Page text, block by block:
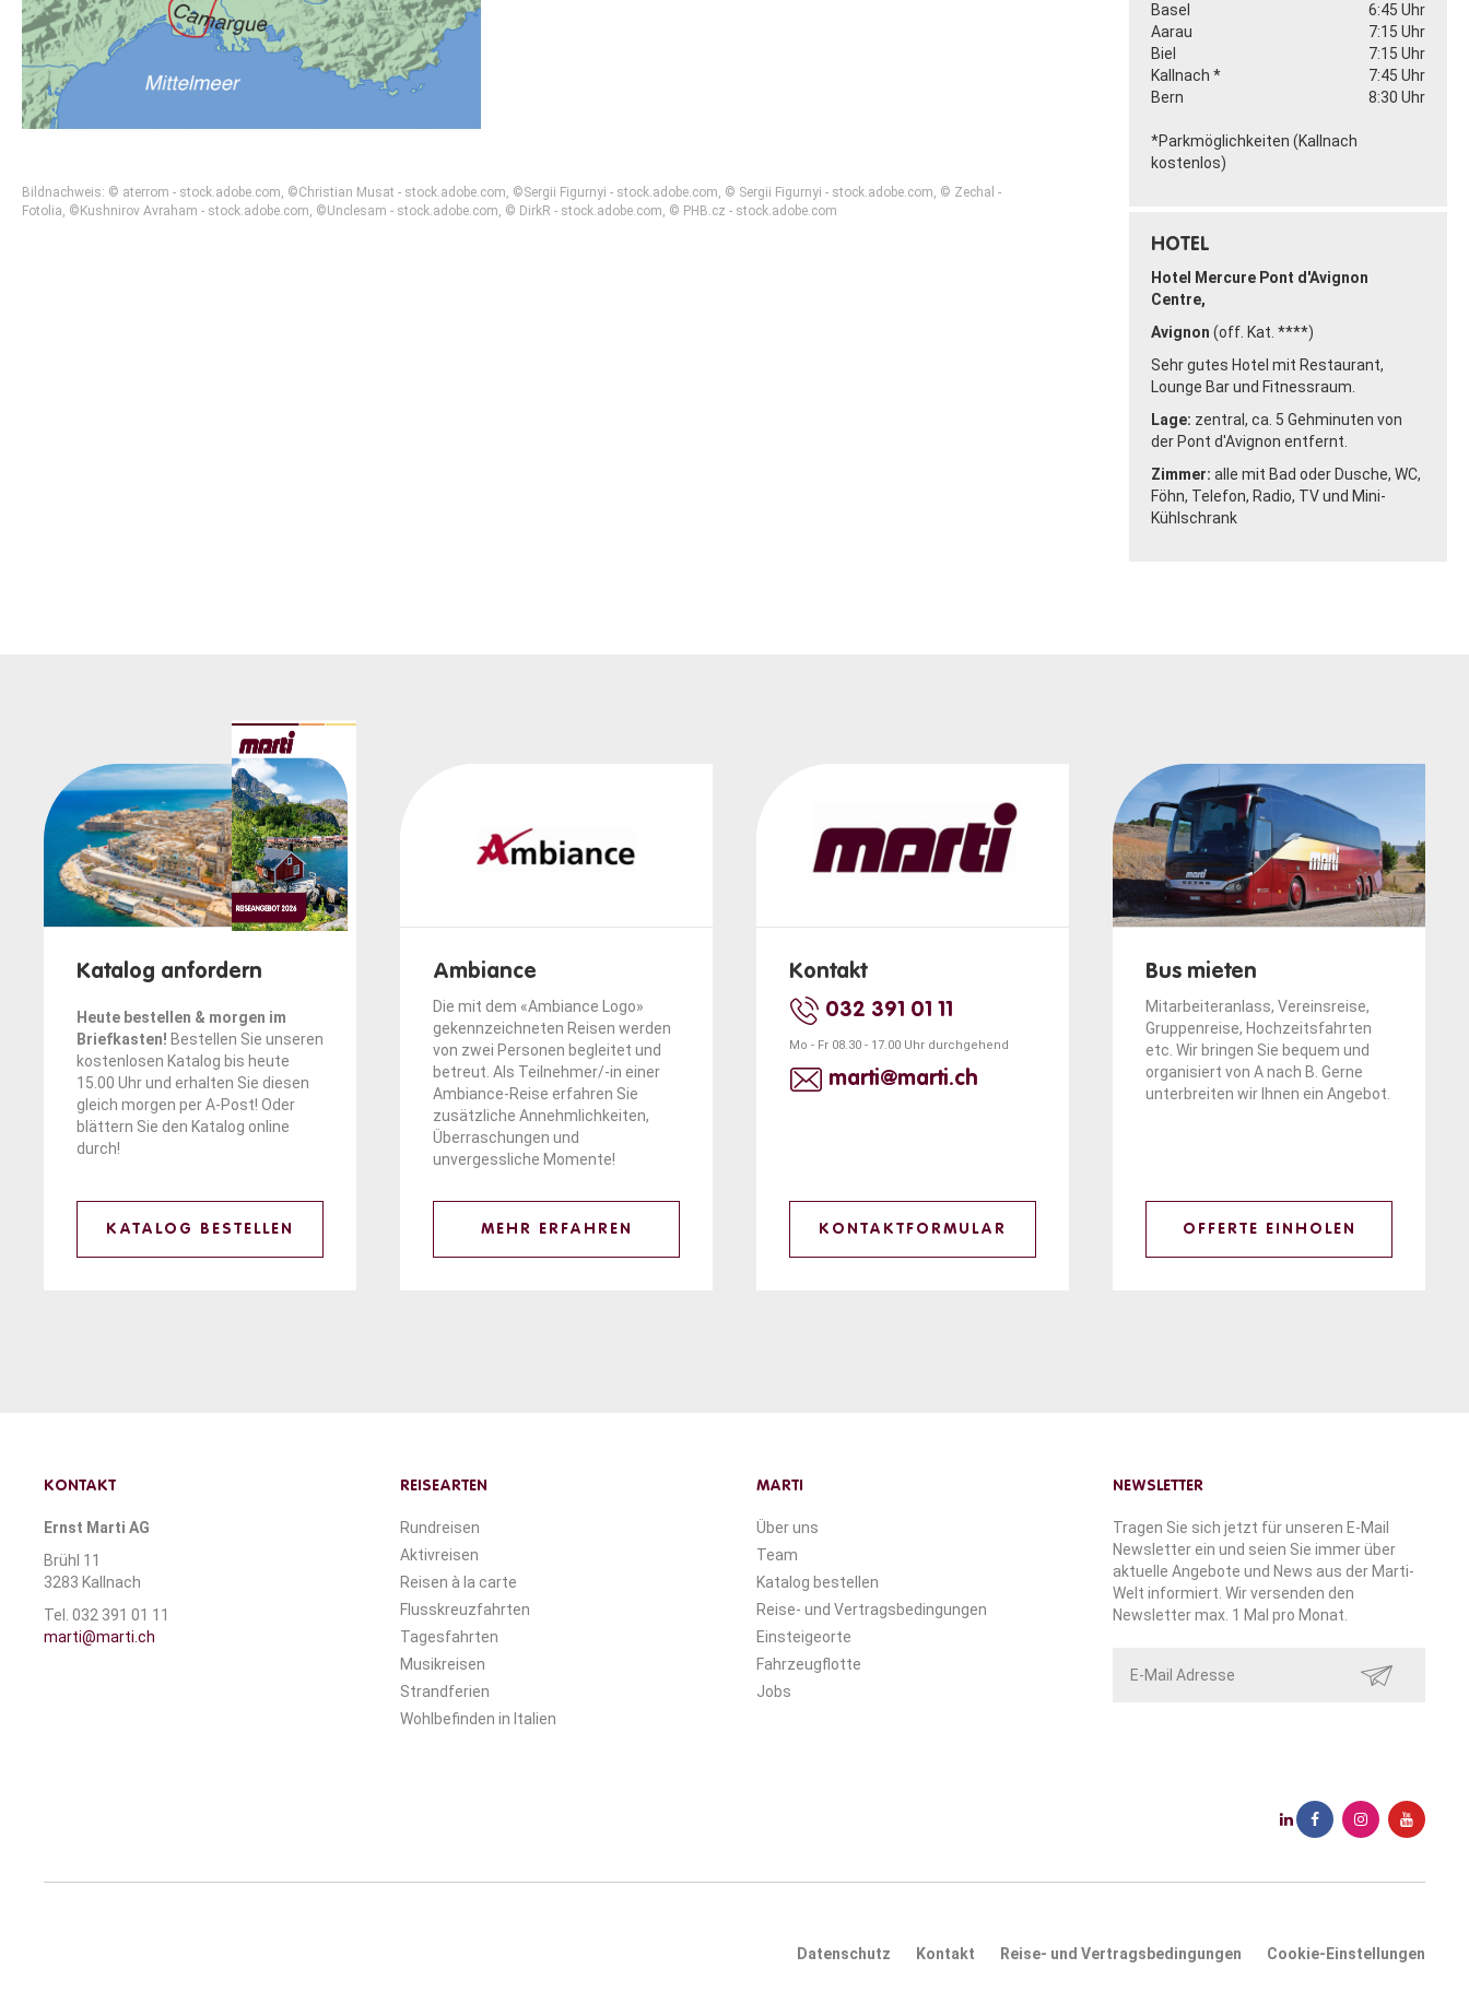
Bildnachweis: © aterrom - stock.adobe.com, ©Christian Musat - stock.adobe.com, ©Sergii Figurnyi - stock.adobe.com, © Sergii Figurnyi - stock.adobe.com, © Zechal -
Fotolia, ©Kushnirov Avraham - stock.adobe.com, ©Unclesam - stock.adobe.com, © DirkR - stock.adobe.com, © PHB.cz - stock.adobe.com
Basel
6:45 Uhr
Aarau
7:15 Uhr
Biel
7:15 Uhr
Kallnach *
7:45 Uhr
Bern
8:30 Uhr
*Parkmöglichkeiten (Kallnach
kostenlos)
HOTEL
Hotel Mercure Pont d'Avignon
Centre,
Avignon (off. Kat. ****)
Sehr gutes Hotel mit Restaurant,
Lounge Bar und Fitnessraum.
Lage: zentral, ca. 5 Gehminuten von
der Pont d'Avignon entfernt.
Zimmer: alle mit Bad oder Dusche, WC,
Föhn, Telefon, Radio, TV und Mini-
Kühlschrank
Katalog anfordern
Heute bestellen & morgen im
Briefkasten! Bestellen Sie unseren
kostenlosen Katalog bis heute
15.00 Uhr und erhalten Sie diesen
gleich morgen per A-Post! Oder
blättern Sie den Katalog online
durch!
KATALOG BESTELLEN
Ambiance
Die mit dem «Ambiance Logo»
gekennzeichneten Reisen werden
von zwei Personen begleitet und
betreut. Als Teilnehmer/-in einer
Ambiance-Reise erfahren Sie
zusätzliche Annehmlichkeiten,
Überraschungen und
unvergessliche Momente!
MEHR ERFAHREN
Kontakt
032 391 01 11
Mo - Fr 08.30 - 17.00 Uhr durchgehend
marti@marti.ch
KONTAKTFORMULAR
Bus mieten
Mitarbeiteranlass, Vereinsreise,
Gruppenreise, Hochzeitsfahrten
etc. Wir bringen Sie bequem und
organisiert von A nach B. Gerne
unterbreiten wir Ihnen ein Angebot.
OFFERTE EINHOLEN
KONTAKT
Ernst Marti AG
Brühl 11
3283 Kallnach
Tel. 032 391 01 11
marti@marti.ch
REISEARTEN
Rundreisen
Aktivreisen
Reisen à la carte
Flusskreuzfahrten
Tagesfahrten
Musikreisen
Strandferien
Wohlbefinden in Italien
MARTI
Über uns
Team
Katalog bestellen
Reise- und Vertragsbedingungen
Einsteigeorte
Fahrzeugflotte
Jobs
NEWSLETTER
Tragen Sie sich jetzt für unseren E-Mail
Newsletter ein und seien Sie immer über
aktuelle Angebote und News aus der Marti-
Welt informiert. Wir versenden den
Newsletter max. 1 Mal pro Monat.
SENDEN
Datenschutz Kontakt Reise- und Vertragsbedingungen Cookie-Einstellungen